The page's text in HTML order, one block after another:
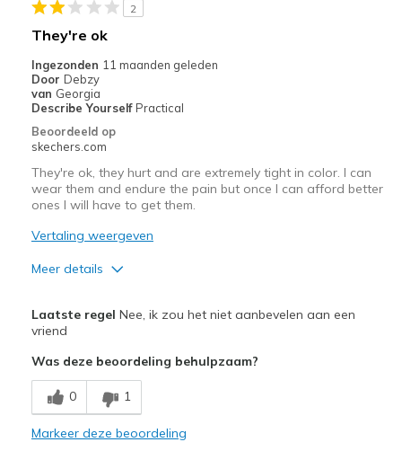
Stylish
Casual Wear
Sizing
View On Shoes
I'm Into Shoes
2
They're ok
Ingezonden 11 maanden geleden
Door Debzy
van Georgia
Describe Yourself Practical
Beoordeeld op
skechers.com
They're ok, they hurt and are extremely tight in color. I can
wear them and endure the pain but once I can afford better
ones I will have to get them.
Vertaling weergeven
Meer details
Durable
Minpunten
Poor Cushioning
Wear Out Quickly
Laatste regel Nee, ik zou het niet aanbevelen aan een
vriend
Was deze beoordeling behulpzaam?
0 1
Markeer deze beoordeling